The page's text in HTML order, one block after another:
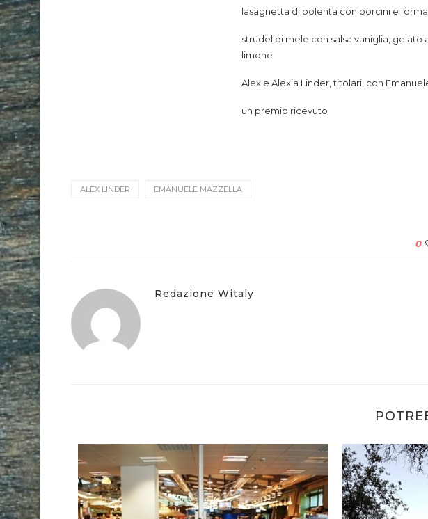
lasagnetta di polenta con porcini e
strudel di mele con salsa vaniglia,
limone
Alex e Alexia Linder, titolari, con
un premio ricevuto
ALEX LINDER EMANUELE MAZZELLA
0
Redazione Witaly